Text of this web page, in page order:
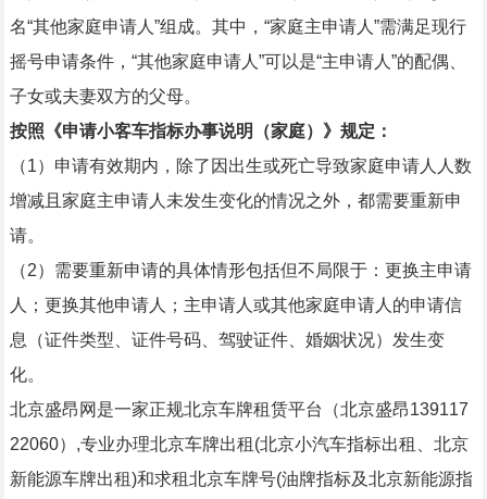
名“其他家庭申请人”组成。其中，“家庭主申请人”需满足现行
摇号申请条件，“其他家庭申请人”可以是“主申请人”的配偶、
子女或夫妻双方的父母。
按照《申请小客车指标办事说明（家庭）》规定：
（1）申请有效期内，除了因出生或死亡导致家庭申请人人数
增减且家庭主申请人未发生变化的情况之外，都需要重新申
请。
（2）需要重新申请的具体情形包括但不局限于：更换主申请
人；更换其他申请人；主申请人或其他家庭申请人的申请信
息（证件类型、证件号码、驾驶证件、婚姻状况）发生变
化。
北京盛昂网是一家正规北京车牌租赁平台（北京盛昂139117
22060）,专业办理北京车牌出租(北京小汽车指标出租、北京
新能源车牌出租)和求租北京车牌号(油牌指标及北京新能源指